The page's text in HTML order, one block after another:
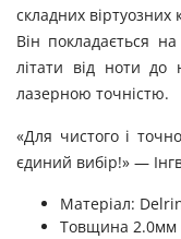
складних віртуозних
Він покладається
літати від ноти до
лазерною точністю.
«Для чистого і
єдиний вибір!» —
Матеріал:
Товщина 2.0мм